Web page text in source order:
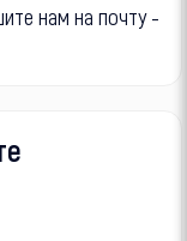
нам на почту -